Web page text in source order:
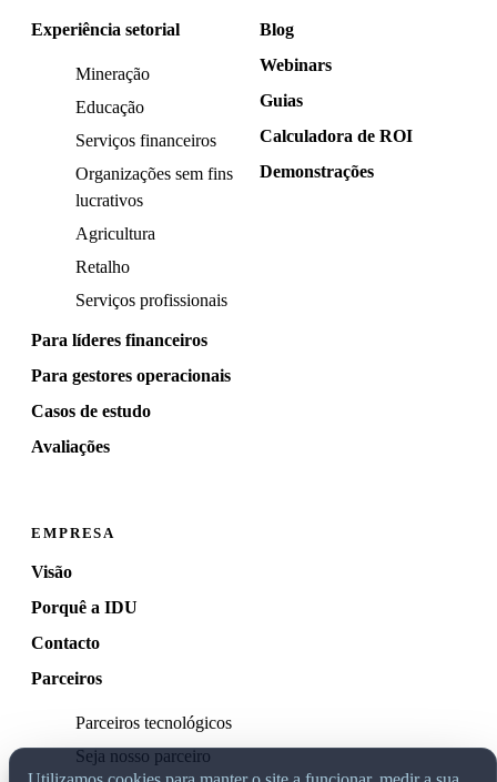
Experiência setorial
Mineração
Educação
Serviços financeiros
Organizações sem fins
lucrativos
Agricultura
Retalho
Serviços profissionais
Para líderes financeiros
Para gestores operacionais
Casos de estudo
Avaliações
Blog
Webinars
Guias
Calculadora de ROI
Demonstrações
EMPRESA
Visão
Porquê a IDU
Contacto
Parceiros
Parceiros tecnológicos
Seja nosso parceiro